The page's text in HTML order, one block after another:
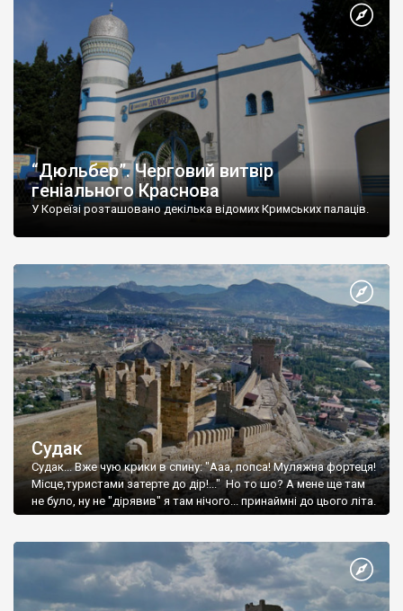
“Дюльбер”. Черговий витвір
геніального Краснова
У Кореїзі розташовано декілька відомих Кримських палаців.
Судак
Судак... Вже чую крики в спину: "Ааа, попса! Муляжна фортеця!
Місце,туристами затерте до дір!..." Но то шо? А мене ще там
не було, ну не "дірявив" я там нічого... принаймні до цього літа.